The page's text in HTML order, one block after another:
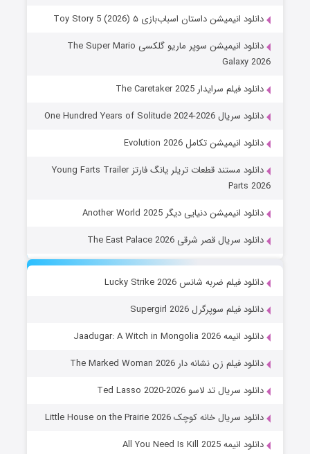
دانلود انیمیشن داستان اسباب‌بازی ۵ Toy Story 5 (2026)
دانلود انیمیشن سوپر ماریو گلکسی The Super Mario
Galaxy 2026
دانلود فیلم سرایدار The Caretaker 2025
دانلود سریال One Hundred Years of Solitude 2024-2026
دانلود انیمیشن تکامل Evolution 2026
دانلود مستند قطعات تریلر یانگ فارتز Young Farts Trailer
Parts 2026
دانلود انیمیشن دنیایی دیگر Another World 2025
دانلود سریال قصر شرقی The East Palace 2026
دانلود فیلم ضربه شانس Lucky Strike 2026
دانلود فیلم سوپرگرل Supergirl 2026
دانلود انیمه Jaadugar: A Witch in Mongolia 2026
دانلود فیلم زن نشانه دار The Marked Woman 2026
دانلود سریال تد لاسو Ted Lasso 2020-2026
دانلود سریال خانه کوچک Little House on the Prairie 2026
دانلود انیمه All You Need Is Kill 2025